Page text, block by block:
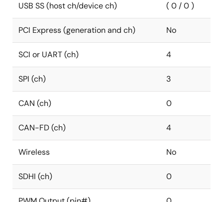
USB SS (host ch/device ch) ( 0 / 0 )
PCI Express (generation and ch) No
SCI or UART (ch) 4
SPI (ch) 3
CAN (ch) 0
CAN-FD (ch) 4
Wireless No
SDHI (ch) 0